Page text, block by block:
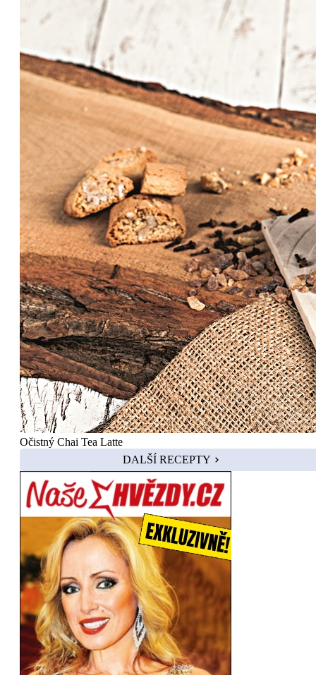
Očistný Chai Tea Latte
DALŠÍ RECEPTY